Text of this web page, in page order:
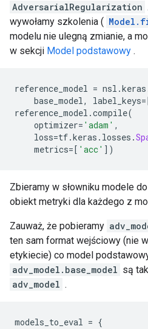
AdversarialRegularization
wywołamy szkolenia (
modelu nie ulegną zmianie, a
w sekcji Model podstawowy .
reference_model = nsl .keras
base_model, label_keys
reference_model .compile(
optimizer= 'adam' ,
loss=tf.keras . losses .
metrics=[ 'acc' ])
Zbieramy w słowniku modele
obiekt metryki dla każdego z
Zauważ, że pobieramy
ten sam format wejściowy (nie
etykiecie) co model
adv_model.base_model są
adv_model .
models_to_eval = {